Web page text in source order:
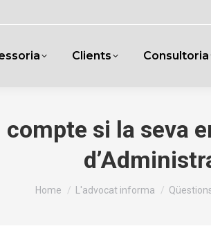
Clients Consultoria
si la seva
You are here:
Home L'advocat informa